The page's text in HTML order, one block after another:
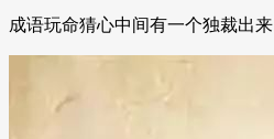
成语玩命猜心中间有一个独裁出来